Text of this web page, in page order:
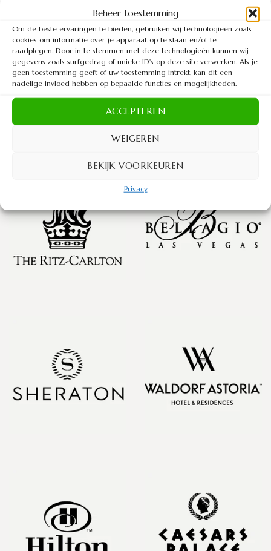
Beheer toestemming
Om de beste ervaringen te bieden, gebruiken wij technologieën zoals
cookies om informatie over je apparaat op te slaan en/of te
raadplegen. Door in te stemmen met deze technologieën kunnen wij
gegevens zoals surfgedrag of unieke ID's op deze site verwerken. Als je
geen toestemming geeft of uw toestemming intrekt, kan dit een
nadelige invloed hebben op bepaalde functies en mogelijkheden.
ACCEPTEREN
WEIGEREN
BEKIJK VOORKEUREN
Privacy
In onze beddenzaak in Overijssel bieden we niet alleen
bedden, maar ook bedtextiel en advies op maat. Maak
eenvoudig een afspraak via onze website of kom
spontaan langs voor persoonlijk advies. Wij zorgen
ervoor dat je het bed vindt dat je nachtrust verbetert.
Bekijk hier ons Serta assortiment!